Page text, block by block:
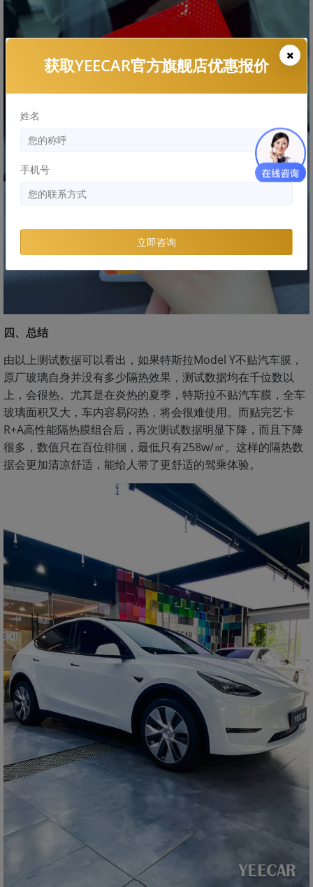
四、总结
由以上测试数据可以看出，如果特斯拉Model Y不贴汽车膜，
原厂玻璃自身并没有多少隔热效果，测试数据均在千位数以
上，会很热。尤其是在炎热的夏季，特斯拉不贴汽车膜，全车
玻璃面积又大，车内容易闷热，将会很难使用。而贴完艺卡
R+A高性能隔热膜组合后，再次测试数据明显下降，而且下降
很多，数值只在百位徘徊，最低只有258w/㎡。这样的隔热数
据会更加清凉舒适，能给人带了更舒适的驾乘体验。
获取YEECAR官方旗舰店优惠报价
姓名
手机号
立即咨询